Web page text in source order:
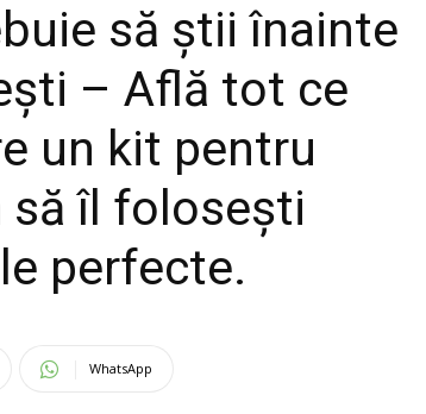
să știi înainte
– Află tot ce
un kit pentru
să îl folosești
perfecte.
WhatsApp